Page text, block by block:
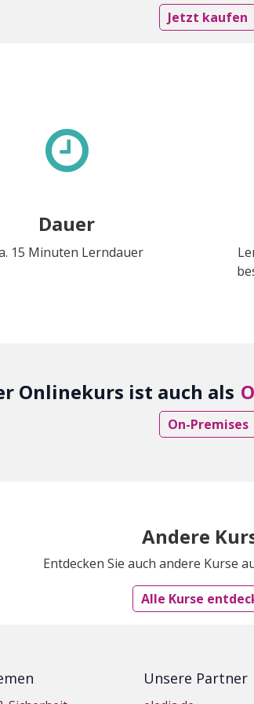
Jetzt kaufen
Dauer
15 Minuten Lerndauer
Onlinekurs ist auch als
On-Premises
Andere
Entdecken Sie auch andere Kurse
Alle Kurse
Unsere Partner